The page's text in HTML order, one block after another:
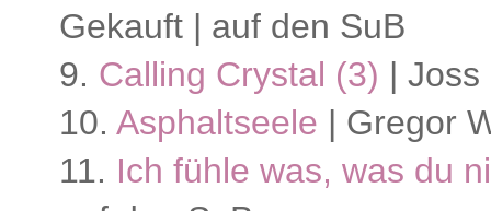
Gekauft | auf den SuB
9. Calling Crystal (3) |
10. Asphaltseele | Gregor
11. Ich fühle was, was du